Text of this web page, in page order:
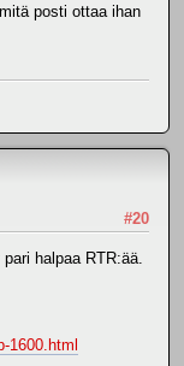
posti ottaa ihan
#20
halpaa RTR:ää.
1600.html